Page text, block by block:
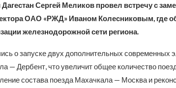
Сергей Меликов провел встречу с
ОАО «РЖД» Иваном Колесниковым, где
железнодорожной сети региона.
о запуске двух дополнительных современных
— Дербент, что увеличит общее количество
состава поезда Махачкала — Москва и